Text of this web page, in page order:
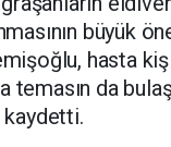
büyük
hasta
temasın da